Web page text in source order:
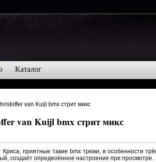
Каталог
van Kuijl bmx стрит микс
van Kuijl bmx стрит микс
приятные такие bmx трюки, в особенности
создаёт опредеоённое настроение при просмотре.